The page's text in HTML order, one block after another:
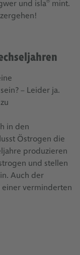
und isla mint.
– Leider ja.
in den
Östrogen die
produzieren
und stellen
Auch der
verminderten